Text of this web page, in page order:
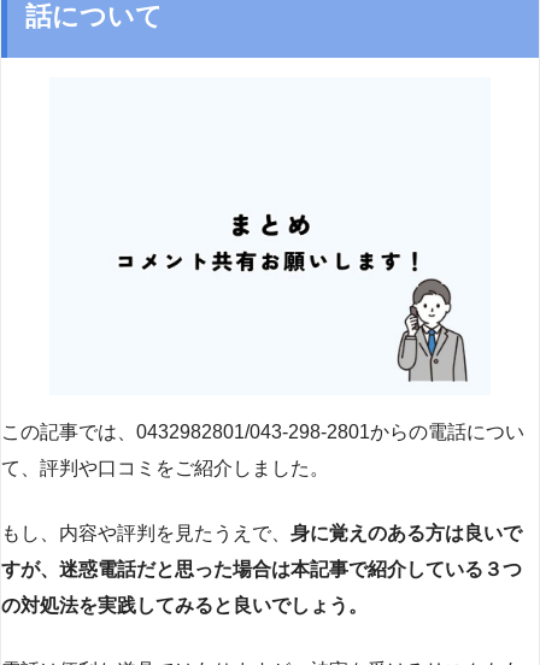
話について
この記事では、0432982801/043-298-2801からの電話につい
て、評判や口コミをご紹介しました。
もし、内容や評判を見たうえで、 身に覚えのある方は良いで
すが、迷惑電話だと思った場合は本記事で紹介している３つ
の対処法を実践してみると良いでしょう。